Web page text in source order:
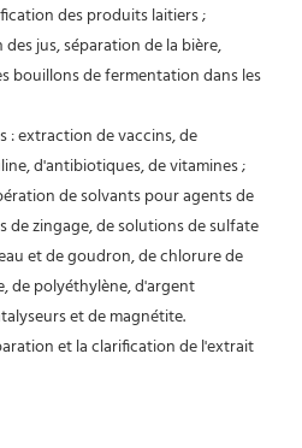
des produits laitiers ;
bouillons de fermentation dans les
d'antibiotiques, de vitamines ;
de zingage, de solutions de sulfate
et de goudron, de chlorure de
de polyéthylène, d'argent
et de magnétite.